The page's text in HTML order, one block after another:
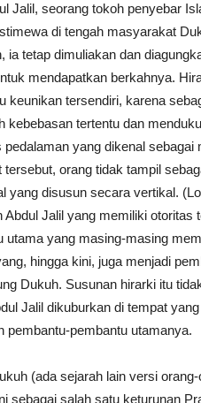
Jalil, seorang tokoh penyebar
di tengah masyarakat
tetap dimuliakan dan
mendapatkan berkahnya.
keunikan tersendiri, karena
tertentu dan
yang dikenal sebagai
orang tidak tampil
yang disusun secara vertikal.
Jalil yang memiliki otoritas
utama yang masing-masing
hingga kini, juga menjadi
Dukuh. Susunan hirarki itu
Jalil dikuburkan di tempat
pembantu-pembantu utamanya.
(ada sejarah lain versi
sebagai salah satu keturunan